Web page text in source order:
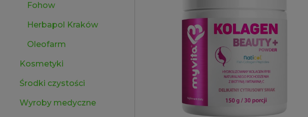
Fohow
Herbapol Kraków
Oleofarm
Kosmetyki
Środki czystości
Wyroby medyczne